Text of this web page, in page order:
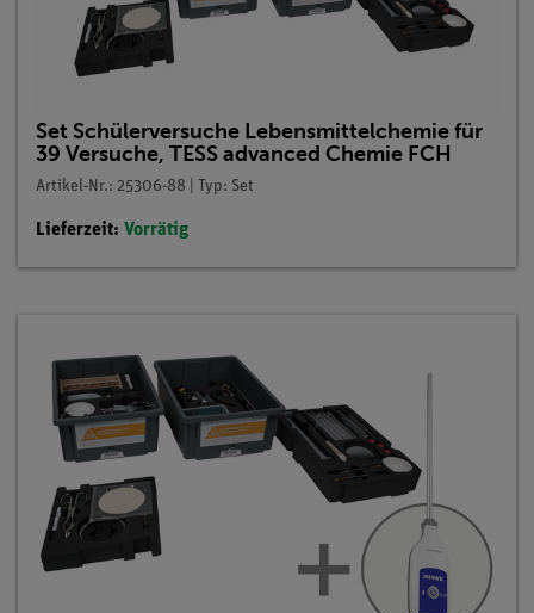
Set Schülerversuche Lebensmittelchemie für
39 Versuche, TESS advanced Chemie FCH
Artikel-Nr.: 25306-88 | Typ: Set
Lieferzeit: Vorrätig